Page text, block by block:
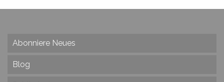
Abonniere Neues
Blog